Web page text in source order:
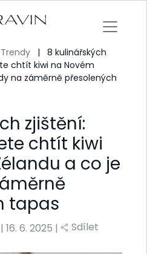
Trendy |
8 kulinářských
chtít kiwi na Novém
na záměrně přesolených
zjištění:
chtít kiwi
a co je
tapas
| 16. 6. 2025 | Sdílet